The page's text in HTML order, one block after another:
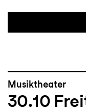
Musiktheater
30.10